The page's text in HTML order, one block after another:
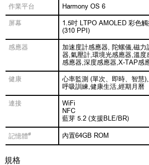
作業平台 Harmony OS 6
屏幕
1.5吋 LTPO AMOLED 彩色
(310 PPI)
感應器
加速度計感應器, 陀螺儀,磁
器,氣壓計,環境光感應器,溫度
感應器,深度感應器,X-TAP感
健康
心率監測 (單次、即時、智慧
呼吸訓練,健康生活,經期月曆
連接
WiFi
NFC
藍芽 5.2 (支援BLE/BR)
記憶體# 內置64GB ROM
規格